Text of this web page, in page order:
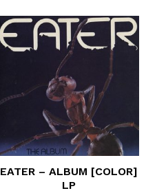
EATER – ALBUM [COLOR]
LP